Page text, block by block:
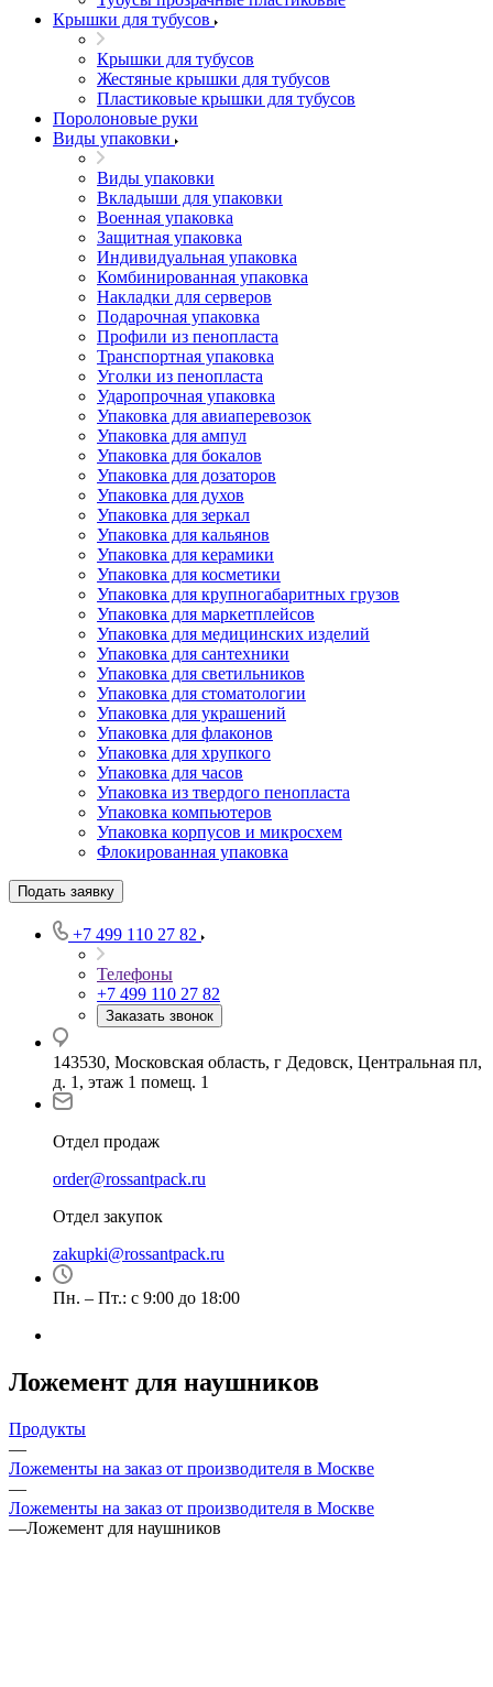
Крышки для тубусов
Крышки для тубусов
Жестяные крышки для тубусов
Пластиковые крышки для тубусов
Поролоновые руки
Виды упаковки
Виды упаковки
Вкладыши для упаковки
Военная упаковка
Защитная упаковка
Индивидуальная упаковка
Комбинированная упаковка
Накладки для серверов
Подарочная упаковка
Профили из пенопласта
Транспортная упаковка
Уголки из пенопласта
Ударопрочная упаковка
Упаковка для авиаперевозок
Упаковка для ампул
Упаковка для бокалов
Упаковка для дозаторов
Упаковка для духов
Упаковка для зеркал
Упаковка для кальянов
Упаковка для керамики
Упаковка для косметики
Упаковка для крупногабаритных грузов
Упаковка для маркетплейсов
Упаковка для медицинских изделий
Упаковка для сантехники
Упаковка для светильников
Упаковка для стоматологии
Упаковка для украшений
Упаковка для флаконов
Упаковка для хрупкого
Упаковка для часов
Упаковка из твердого пенопласта
Упаковка компьютеров
Упаковка корпусов и микросхем
Флокированная упаковка
Подать заявку
+7 499 110 27 82
Телефоны
+7 499 110 27 82
Заказать звонок
143530, Московская область, г Дедовск, Центральная пл,
д. 1, этаж 1 помещ. 1
Отдел продаж
order@rossantpack.ru
Отдел закупок
zakupki@rossantpack.ru
Пн. – Пт.: с 9:00 до 18:00
Ложемент для наушников
Продукты
—
Ложементы на заказ от производителя в Москве
—
Ложементы на заказ от производителя в Москве
—Ложемент для наушников